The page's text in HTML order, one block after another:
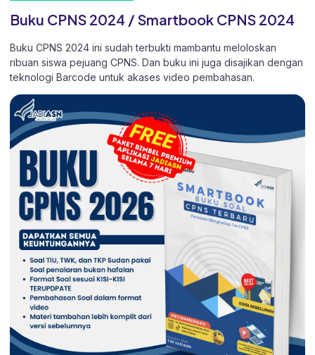
Buku CPNS 2024 / Smartbook CPNS 2024
Buku CPNS 2024 ini sudah terbukti mambantu meloloskan
ribuan siswa pejuang CPNS. Dan buku ini juga disajikan dengan
teknologi Barcode untuk akases video pembahasan.